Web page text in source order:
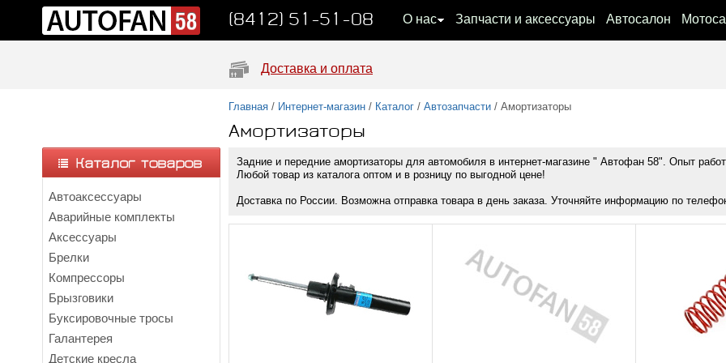
(8412) 51-51-08 О нас Запчасти и аксессуары Автосалон
Доставка и оплата
Автоаксессуары
Аварийные комплекты
Аксессуары
Брелки
Компрессоры
Брызговики
Буксировочные тросы
Галантерея
Детские кресла
Главная / Интернет-магазин / Каталог / Автозапчасти / Амортизаторы
Амортизаторы
Задние и передние амортизаторы для автомобиля в интернет-магазине " Автофан 58". Опыт
Любой товар из каталога оптом и в розницу по выгодной цене!
Доставка по России. Возможна отправка товара в день заказа. Уточняйте информацию по